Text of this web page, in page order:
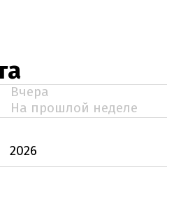
Вчера
На прошлой неделе
2026